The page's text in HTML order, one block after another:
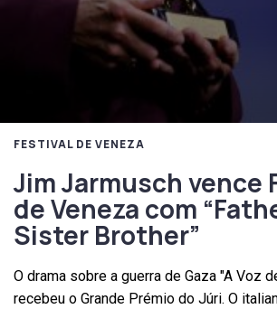
FESTIVAL DE VENEZA
Jim Jarmusch vence
de Veneza com
Sister Brother”
O drama sobre a guerra de Gaza "A Voz
recebeu o Grande Prémio do Júri. O